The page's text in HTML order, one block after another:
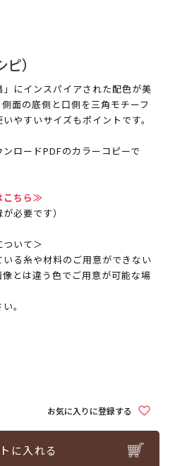
）
にインスパイアされた配色が美
面の底側と口側を三角モチーフ
やすいサイズもポイントです。
ロードPDFのカラーコピーで
こちら≫
必要です）
いて＞
る糸や材料のご用意ができない
とは違う色でご用意が可能な場
。
お気に入りに登録する
に入れる